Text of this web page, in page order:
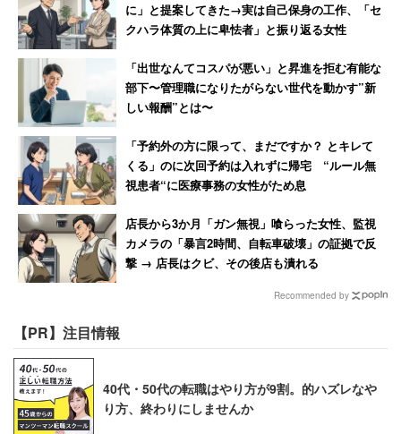
に」と提案してきた→実は自己保身の工作、「セ
クハラ体質の上に卑怯者」と振り返る女性
「出世なんてコスパが悪い」と昇進を拒む有能な
部下〜管理職になりたがらない世代を動かす”新
しい報酬”とは〜
「予約外の方に限って、まだですか？ とキレて
くる」のに次回予約は入れずに帰宅 “ルール無
視患者“に医療事務の女性がため息
店長から3か月「ガン無視」喰らった女性、監視
カメラの「暴言2時間、自転車破壊」の証拠で反
撃 → 店長はクビ、その後店も潰れる
Recommended by
【PR】注目情報
40代・50代の転職はやり方が9割。的ハズレなや
り方、終わりにしませんか